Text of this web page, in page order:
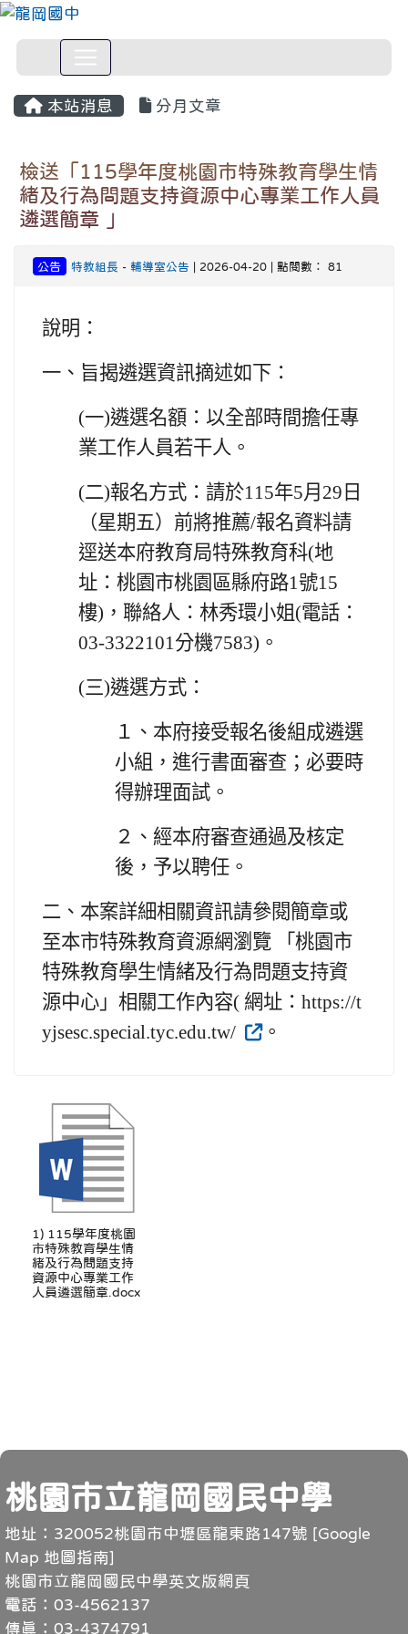
本站消息 分月文章
檢送「115學年度桃園市特殊教育學生情
緒及行為問題支持資源中心專業工作人員
遴選簡章 」
公告 特教組長 - 輔導室公告 | 2026-04-20 | 點閱數： 81
說明：
一、 旨揭遴選資訊摘述如下：
(一)遴選名額：以全部時間擔任專
業工作人員若干人。
(二)報名方式：請於115年5月29日
（星期五）前將推薦/報名資料請
逕送本府教育局特殊教育科(地
址：桃園市桃園區縣府路1號15
樓)，聯絡人：林秀環小姐(電話：
03-3322101分機7583)。
(三)遴選方式：
１、 本府接受報名後組成遴選
小組，進行書面審查；必要時
得辦理面試。
２、 經本府審查通過及核定
後，予以聘任。
二、 本案詳細相關資訊請參閱簡章或
至本市特殊教育資源網瀏覽 「桃園市
特殊教育學生情緒及行為問題支持資
源中心」相關工作內容( 網址：https://t
yjsesc.special.tyc.edu.tw/
。
1) 115學年度桃園
市特殊教育學生情
緒及行為問題支持
資源中心專業工作
人員遴選簡章.docx
頁尾
桃園市立龍岡國民中學
地址：320052桃園市中壢區龍東路147號 [Google
Map 地圖指南]
桃園市立龍岡國民中學英文版網頁
電話：03-4562137
傳真：03-4374791